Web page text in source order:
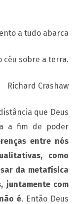
a tudo abarca
céu sobre a terra.
Richard Crashaw
que Deus
a fim de poder
entre nós
como
da metafísica
juntamente com
é. Então Deus